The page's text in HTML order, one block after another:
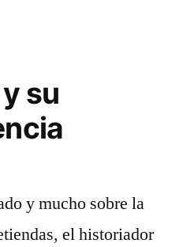
su
y mucho sobre la
el historiador